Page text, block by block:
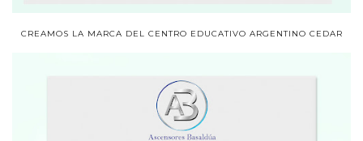
CREAMOS LA MARCA DEL CENTRO EDUCATIVO ARGENTINO CEDAR